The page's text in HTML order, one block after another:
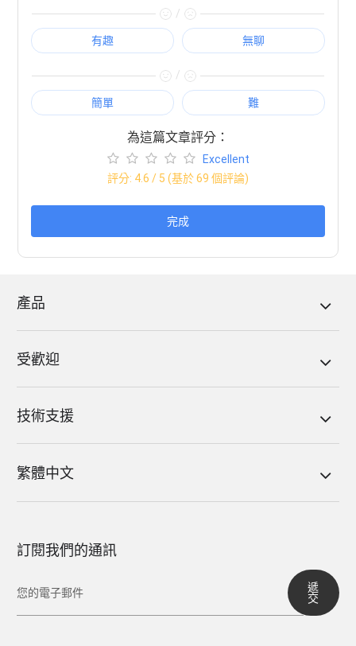
/
有趣 無聊
/
簡單 難
為這篇文章評分：
Excellent
評分: 4.6 / 5 (基於69 個評論)
完成
產品
受歡迎
技術支援
繁體中文
訂閱我們的通訊
遞
交